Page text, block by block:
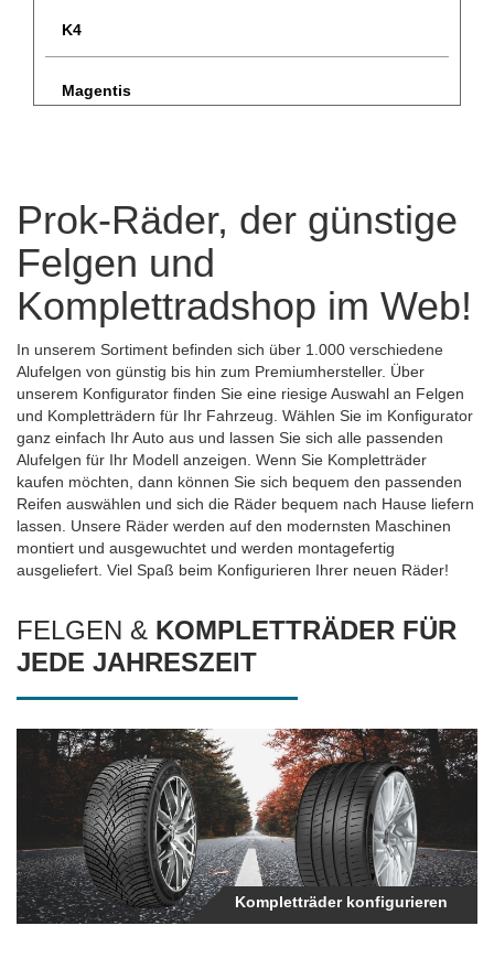
K4
Magentis
Opirus
Optima
Picanto
ProCeed
Rio
Sorento
Soul
Sportage
Stinger
Stonic
Venga
Xceed
Prok-Räder, der günstige
Felgen und
Komplettradshop im Web!
In unserem Sortiment befinden sich über 1.000 verschiedene
Alufelgen von günstig bis hin zum Premiumhersteller. Über
unserem Konfigurator finden Sie eine riesige Auswahl an Felgen
und Kompletträdern für Ihr Fahrzeug. Wählen Sie im Konfigurator
ganz einfach Ihr Auto aus und lassen Sie sich alle passenden
Alufelgen für Ihr Modell anzeigen. Wenn Sie Kompletträder
kaufen möchten, dann können Sie sich bequem den passenden
Reifen auswählen und sich die Räder bequem nach Hause liefern
lassen. Unsere Räder werden auf den modernsten Maschinen
montiert und ausgewuchtet und werden montagefertig
ausgeliefert. Viel Spaß beim Konfigurieren Ihrer neuen Räder!
FELGEN & KOMPLETTRÄDER FÜR
JEDE JAHRESZEIT
Kompletträder in unseren
Online-Shop konfigurieren
Kompletträder konfigurieren